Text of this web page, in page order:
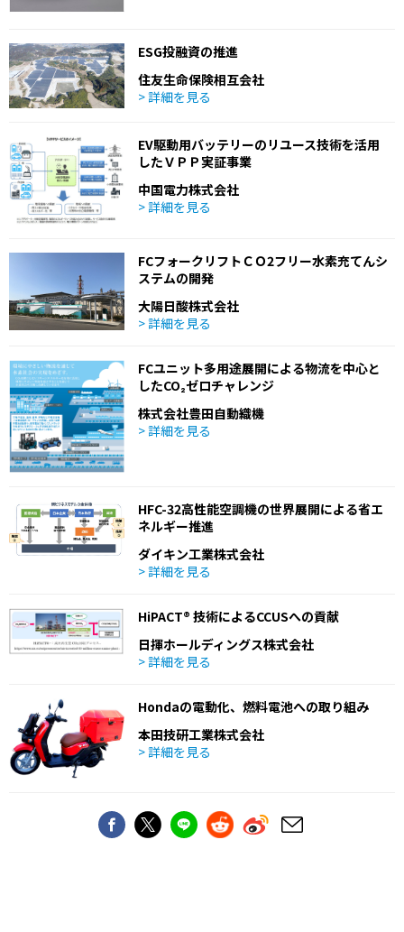
ESG投融資の推進
住友生命保険相互会社
> 詳細を見る
EV駆動用バッテリーのリユース技術を活用
したＶＰＰ実証事業
中国電力株式会社
> 詳細を見る
FCフォークリフトＣＯ2フリー水素充てんシ
ステムの開発
大陽日酸株式会社
> 詳細を見る
FCユニット多用途展開による物流を中心と
したCO₂ゼロチャレンジ
株式会社豊田自動織機
> 詳細を見る
HFC-32高性能空調機の世界展開による省エ
ネルギー推進
ダイキン工業株式会社
> 詳細を見る
HiPACT® 技術によるCCUSへの貢献
日揮ホールディングス株式会社
> 詳細を見る
Hondaの電動化、燃料電池への取り組み
本田技研工業株式会社
> 詳細を見る